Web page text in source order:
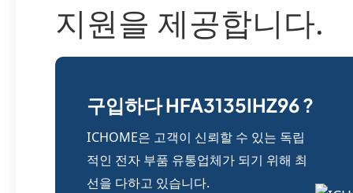
지원을 제공합니다.
구입하다 HFA3135IHZ96 ?
ICHOME은 고객이 신뢰할 수 있는 독립
적인 전자 부품 유통업체가 되기 위해 최
선을 다하고 있습니다.